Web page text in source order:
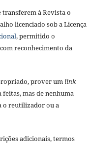
à Revista o
licenciado sob a Licença
, permitido o
reconhecimento da
prover um link
feitas, mas de nenhuma
o reutilizador ou a
adicionais, termos